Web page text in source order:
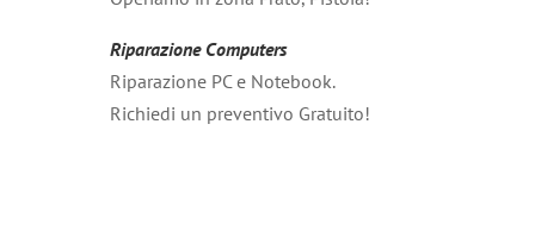
Riparazione Computers
Riparazione PC e Notebook.
Richiedi un preventivo Gratuito!